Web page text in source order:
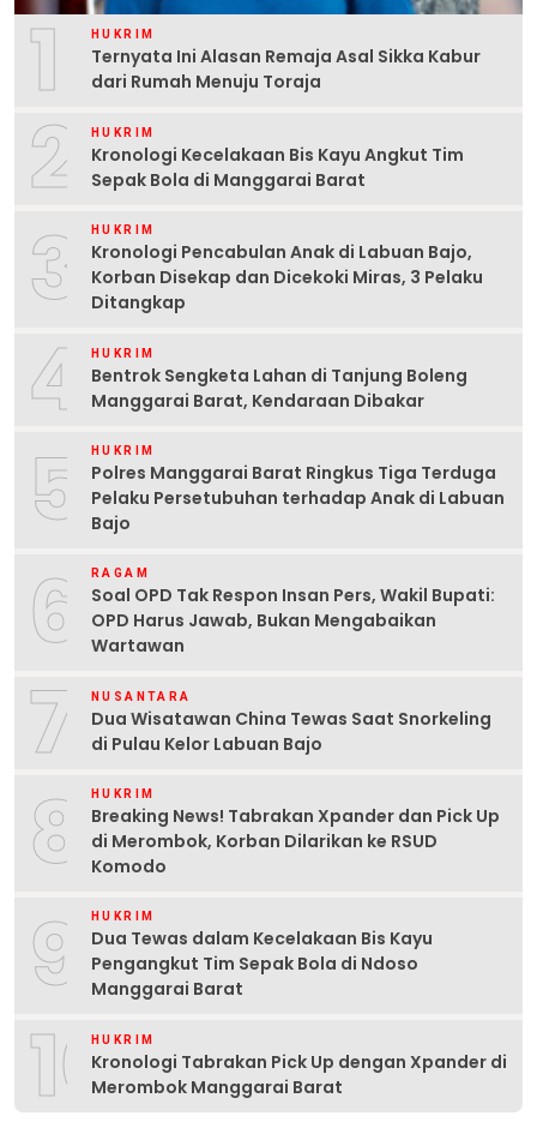
1 HUKRIM
Ternyata Ini Alasan Remaja Asal Sikka Kabur
dari Rumah Menuju Toraja
2 HUKRIM
Kronologi Kecelakaan Bis Kayu Angkut Tim
Sepak Bola di Manggarai Barat
3 HUKRIM
Kronologi Pencabulan Anak di Labuan Bajo,
Korban Disekap dan Dicekoki Miras, 3 Pelaku
Ditangkap
4 HUKRIM
Bentrok Sengketa Lahan di Tanjung Boleng
Manggarai Barat, Kendaraan Dibakar
5 HUKRIM
Polres Manggarai Barat Ringkus Tiga Terduga
Pelaku Persetubuhan terhadap Anak di Labuan
Bajo
6 RAGAM
Soal OPD Tak Respon Insan Pers, Wakil Bupati:
OPD Harus Jawab, Bukan Mengabaikan
Wartawan
7 NUSANTARA
Dua Wisatawan China Tewas Saat Snorkeling
di Pulau Kelor Labuan Bajo
8 HUKRIM
Breaking News! Tabrakan Xpander dan Pick Up
di Merombok, Korban Dilarikan ke RSUD
Komodo
9 HUKRIM
Dua Tewas dalam Kecelakaan Bis Kayu
Pengangkut Tim Sepak Bola di Ndoso
Manggarai Barat
10HUKRIM
Kronologi Tabrakan Pick Up dengan Xpander di
Merombok Manggarai Barat